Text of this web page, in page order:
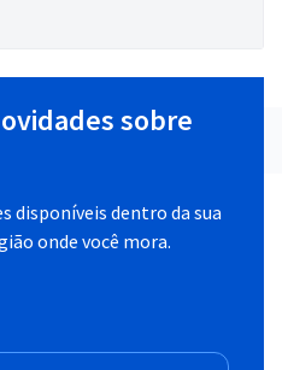
sobre
disponíveis dentro da sua
onde você mora.